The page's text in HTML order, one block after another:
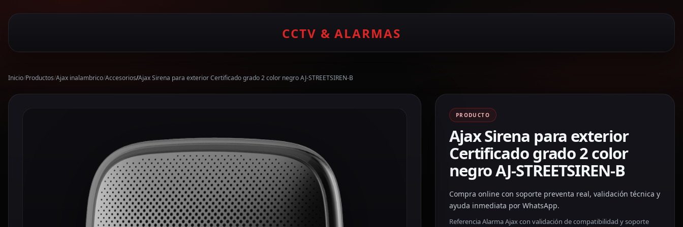
CCTV & ALARMAS
Inicio/Productos/Ajax inalambrico/Accesorios/Ajax Sirena para exterior Certificado grado 2 color negro AJ-STREETSIREN-B
PRODUCTO
Ajax Sirena para exterior
Certificado grado 2 color
negro AJ-STREETSIREN-B
Compra online con soporte preventa real, validación técnica y
ayuda inmediata por WhatsApp.
Referencia Alarma Ajax con validación de compatibilidad y soporte